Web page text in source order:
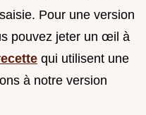
Pour une version
pouvez jeter un œil à
qui utilisent une
à notre version